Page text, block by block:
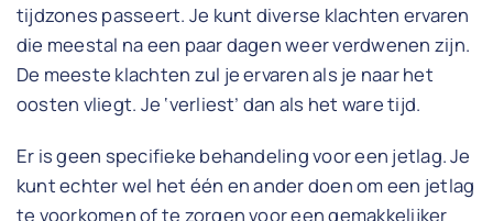
tijdzones passeert. Je kunt diverse klachten ervaren
die meestal na een paar dagen weer verdwenen zijn.
De meeste klachten zul je ervaren als je naar het
oosten vliegt. Je ‘verliest’ dan als het ware tijd.
Er is geen specifieke behandeling voor een jetlag. Je
kunt echter wel het één en ander doen om een jetlag
te voorkomen of te zorgen voor een gemakkelijker